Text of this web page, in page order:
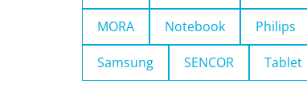
MORA Notebook Philips
Samsung SENCOR Tablet